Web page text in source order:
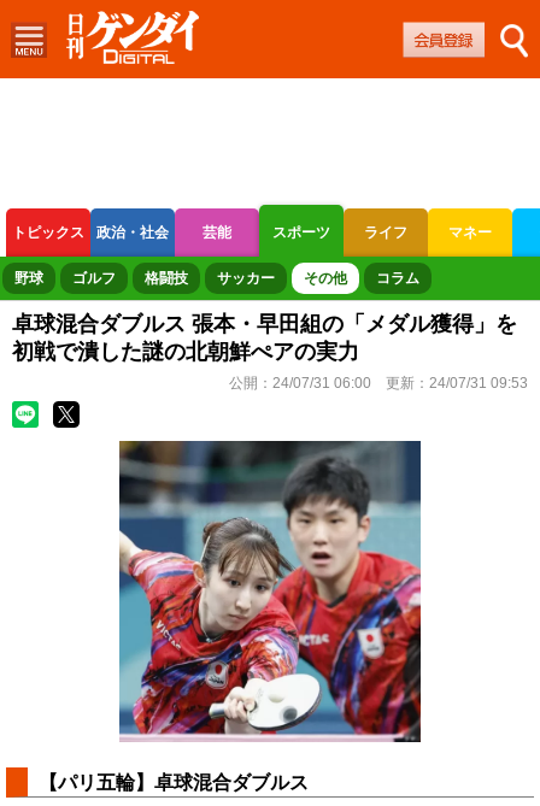
トピックス 政治・社会 芸能 スポーツ ライフ マネー
ボートレース 競輪 オートレース
野球 ゴルフ 格闘技 サッカー その他 コラム
卓球混合ダブルス 張本・早田組の「メダル獲得」を
初戦で潰した謎の北朝鮮ぺアの実力
公開： 24/07/31 06:00 更新： 24/07/31 09:53
【パリ五輪】卓球混合ダブルス